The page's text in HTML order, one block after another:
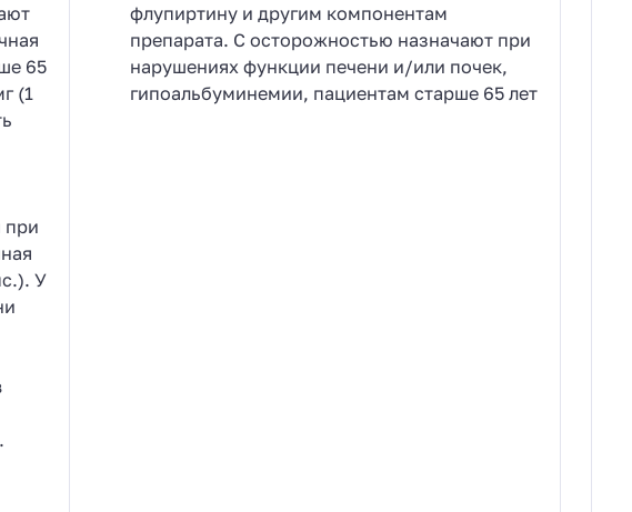
65
(1
при
У
флупиртину и другим компонентам
препарата. С осторожностью назначают при
нарушениях функции печени и/или почек,
гипоальбуминемии, пациентам старше 65 лет